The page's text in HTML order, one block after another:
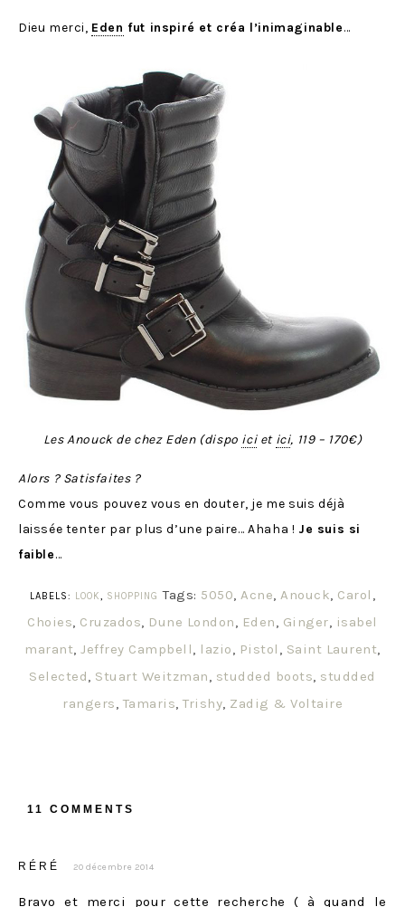
Dieu merci, Eden fut inspiré et créa l’inimaginable…
Les Anouck de chez Eden (dispo iciet ici, 119 – 170€)
Alors ? Satisfaites ?
Comme vous pouvez vous en douter, je me suis déjà
laissée tenter par plus d’une paire… Ahaha ! Je suis si
faible…
LABELS: LOOK, SHOPPING Tags: 5050, Acne, Anouck, Carol ,
Choies, Cruzados, Dune London, Eden, Ginger, isabel
marant,Jeffrey Campbell, lazio, Pistol , Saint Laurent,
Selected, Stuart Weitzman, studded boots, studded
rangers, Tamaris, Trishy, Zadig & Voltaire
11 COMMENTS
RÉRÉ 20 décembre 2014
Bravo et merci pour cette recherche ( à quand le